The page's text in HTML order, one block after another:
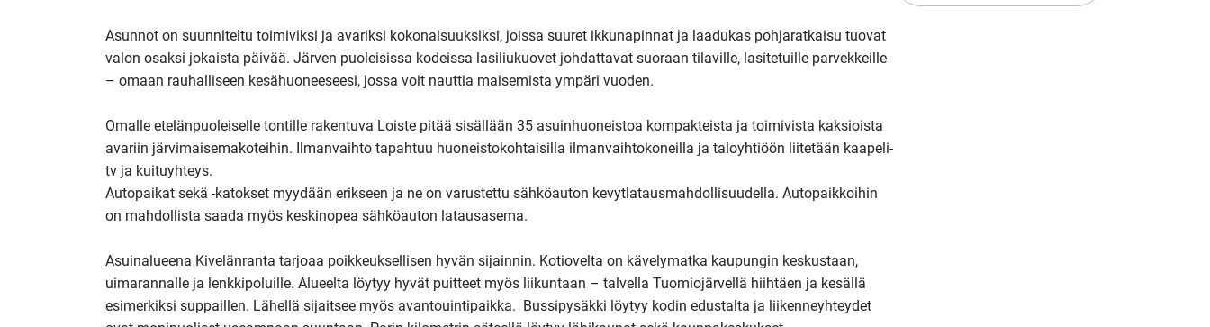
Asunnot on suunniteltu toimiviksi ja avariksi kokonaisuuksiksi, joissa suuret ikkunapinnat ja laadukas pohjaratkaisu tuovat
valon osaksi jokaista päivää. Järven puoleisissa kodeissa lasiliukuovet johdattavat suoraan tilaville, lasitetuille parvekkeille
– omaan rauhalliseen kesähuoneeseesi, jossa voit nauttia maisemista ympäri vuoden.
Omalle etelänpuoleiselle tontille rakentuva Loiste pitää sisällään 35 asuinhuoneistoa kompakteista ja toimivista kaksioista
avariin järvimaisemakoteihin. Ilmanvaihto tapahtuu huoneistokohtaisilla ilmanvaihtokoneilla ja taloyhtiöön liitetään kaapeli-
tv ja kuituyhteys.
Autopaikat sekä -katokset myydään erikseen ja ne on varustettu sähköauton kevytlatausmahdollisuudella. Autopaikkoihin
on mahdollista saada myös keskinopea sähköauton latausasema.
Asuinalueena Kivelänranta tarjoaa poikkeuksellisen hyvän sijainnin. Kotiovelta on kävelymatka kaupungin keskustaan,
uimarannalle ja lenkkipoluille. Alueelta löytyy hyvät puitteet myös liikuntaan – talvella Tuomiojärvellä hiihtäen ja kesällä
esimerkiksi suppaillen. Lähellä sijaitsee myös avantouintipaikka.  Bussipysäkki löytyy kodin edustalta ja liikenneyhteydet